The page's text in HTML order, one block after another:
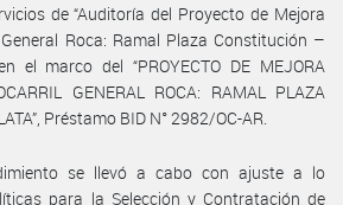
de “Auditoría del Proyecto de Mejora
Roca: Ramal Plaza Constitución –
el marco del “PROYECTO DE MEJORA
GENERAL ROCA: RAMAL PLAZA
Préstamo BID N° 2982/OC-AR.
se llevó a cabo con ajuste a lo
para la Selección y Contratación de